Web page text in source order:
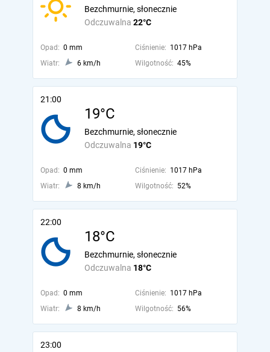
Odczuwalna 22°C
Bezchmurnie, słonecznie
Opad: 0 mm Ciśnienie: 1017 hPa
Wiatr:
6 km/h Wilgotność: 45%
21:00
19°C
Odczuwalna 19°C
Bezchmurnie, słonecznie
Opad: 0 mm Ciśnienie: 1017 hPa
Wiatr:
8 km/h Wilgotność: 52%
22:00
18°C
Odczuwalna 18°C
Bezchmurnie, słonecznie
Opad: 0 mm Ciśnienie: 1017 hPa
Wiatr:
8 km/h Wilgotność: 56%
23:00